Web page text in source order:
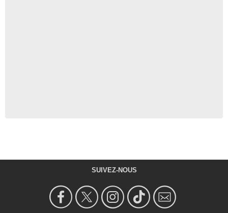
SUIVEZ-NOUS